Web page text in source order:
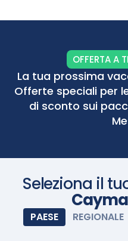
OFFERTA A
La tua prossima
Offerte speciali per
di sconto sui
Seleziona il
PAESE REGIONALE